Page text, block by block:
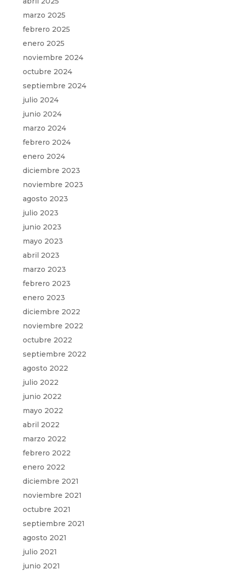
marzo 2025
febrero 2025
enero 2025
noviembre 2024
octubre 2024
septiembre 2024
julio 2024
junio 2024
marzo 2024
febrero 2024
enero 2024
diciembre 2023
noviembre 2023
agosto 2023
julio 2023
junio 2023
mayo 2023
abril 2023
marzo 2023
febrero 2023
enero 2023
diciembre 2022
noviembre 2022
octubre 2022
septiembre 2022
agosto 2022
julio 2022
junio 2022
mayo 2022
abril 2022
marzo 2022
febrero 2022
enero 2022
diciembre 2021
noviembre 2021
octubre 2021
septiembre 2021
agosto 2021
julio 2021
junio 2021